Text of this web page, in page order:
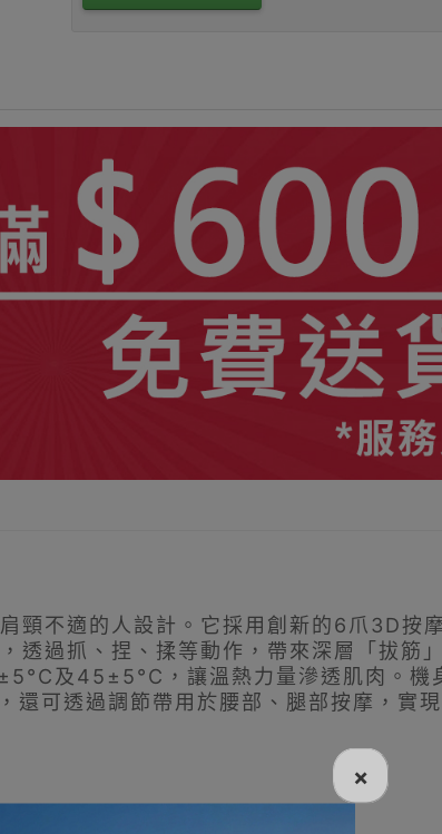
頸不適的人設計。它採用創新的6爪3D按
透過抓、捏、揉等動作，帶來深層「拔筋
及45±5°C，讓溫熱力量滲透肌肉。機
可透過調節帶用於腰部、腿部按摩，實現
×